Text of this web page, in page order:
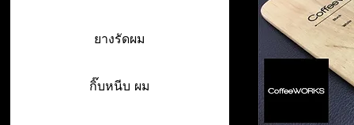
ยางรัดผม
กิ๊บหนีบ ผม